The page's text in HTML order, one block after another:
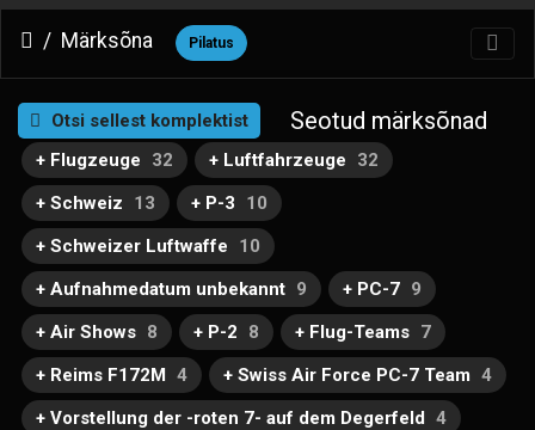
Märksõna Pilatus
Otsi sellest komplektist Seotud märksõnad
+ Flugzeuge 32 + Luftfahrzeuge
32
+ Schweiz
13 + P-3
10
+ Schweizer Luftwaffe
10
+ Aufnahmedatum unbekannt 9 + PC-7 9
+ Air Shows 8 + P-2 8 + Flug-Teams 7
+ Reims F172M 4 + Swiss Air Force PC-7 Team 4
+ Vorstellung der -roten 7- auf dem Degerfeld 4